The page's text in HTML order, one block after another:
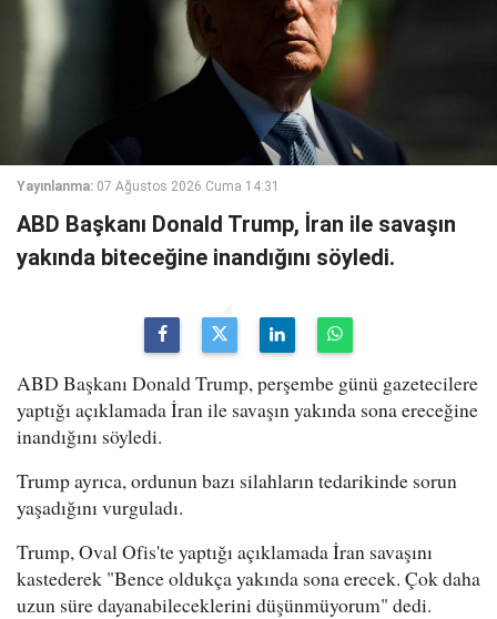
Yayınlanma: 07 Ağustos 2026 Cuma 14:31
ABD Başkanı Donald Trump, İran ile savaşın
yakında biteceğine inandığını söyledi.
ABD Başkanı Donald Trump, perşembe günü gazetecilere
yaptığı açıklamada İran ile savaşın yakında sona ereceğine
inandığını söyledi.
Trump ayrıca, ordunun bazı silahların tedarikinde sorun
yaşadığını vurguladı.
Trump, Oval Ofis'te yaptığı açıklamada İran savaşını
kastederek "Bence oldukça yakında sona erecek. Çok daha
uzun süre dayanabileceklerini düşünmüyorum" dedi.